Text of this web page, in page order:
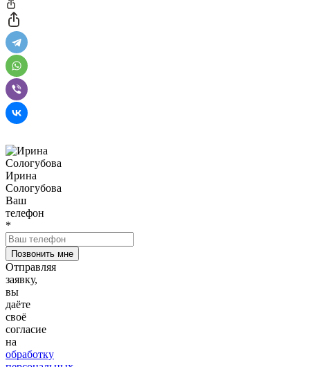
Ирина
Сологубова
Ваш
телефон
*
Отправляя
заявку,
вы
даёте
своё
согласие
на
обработку